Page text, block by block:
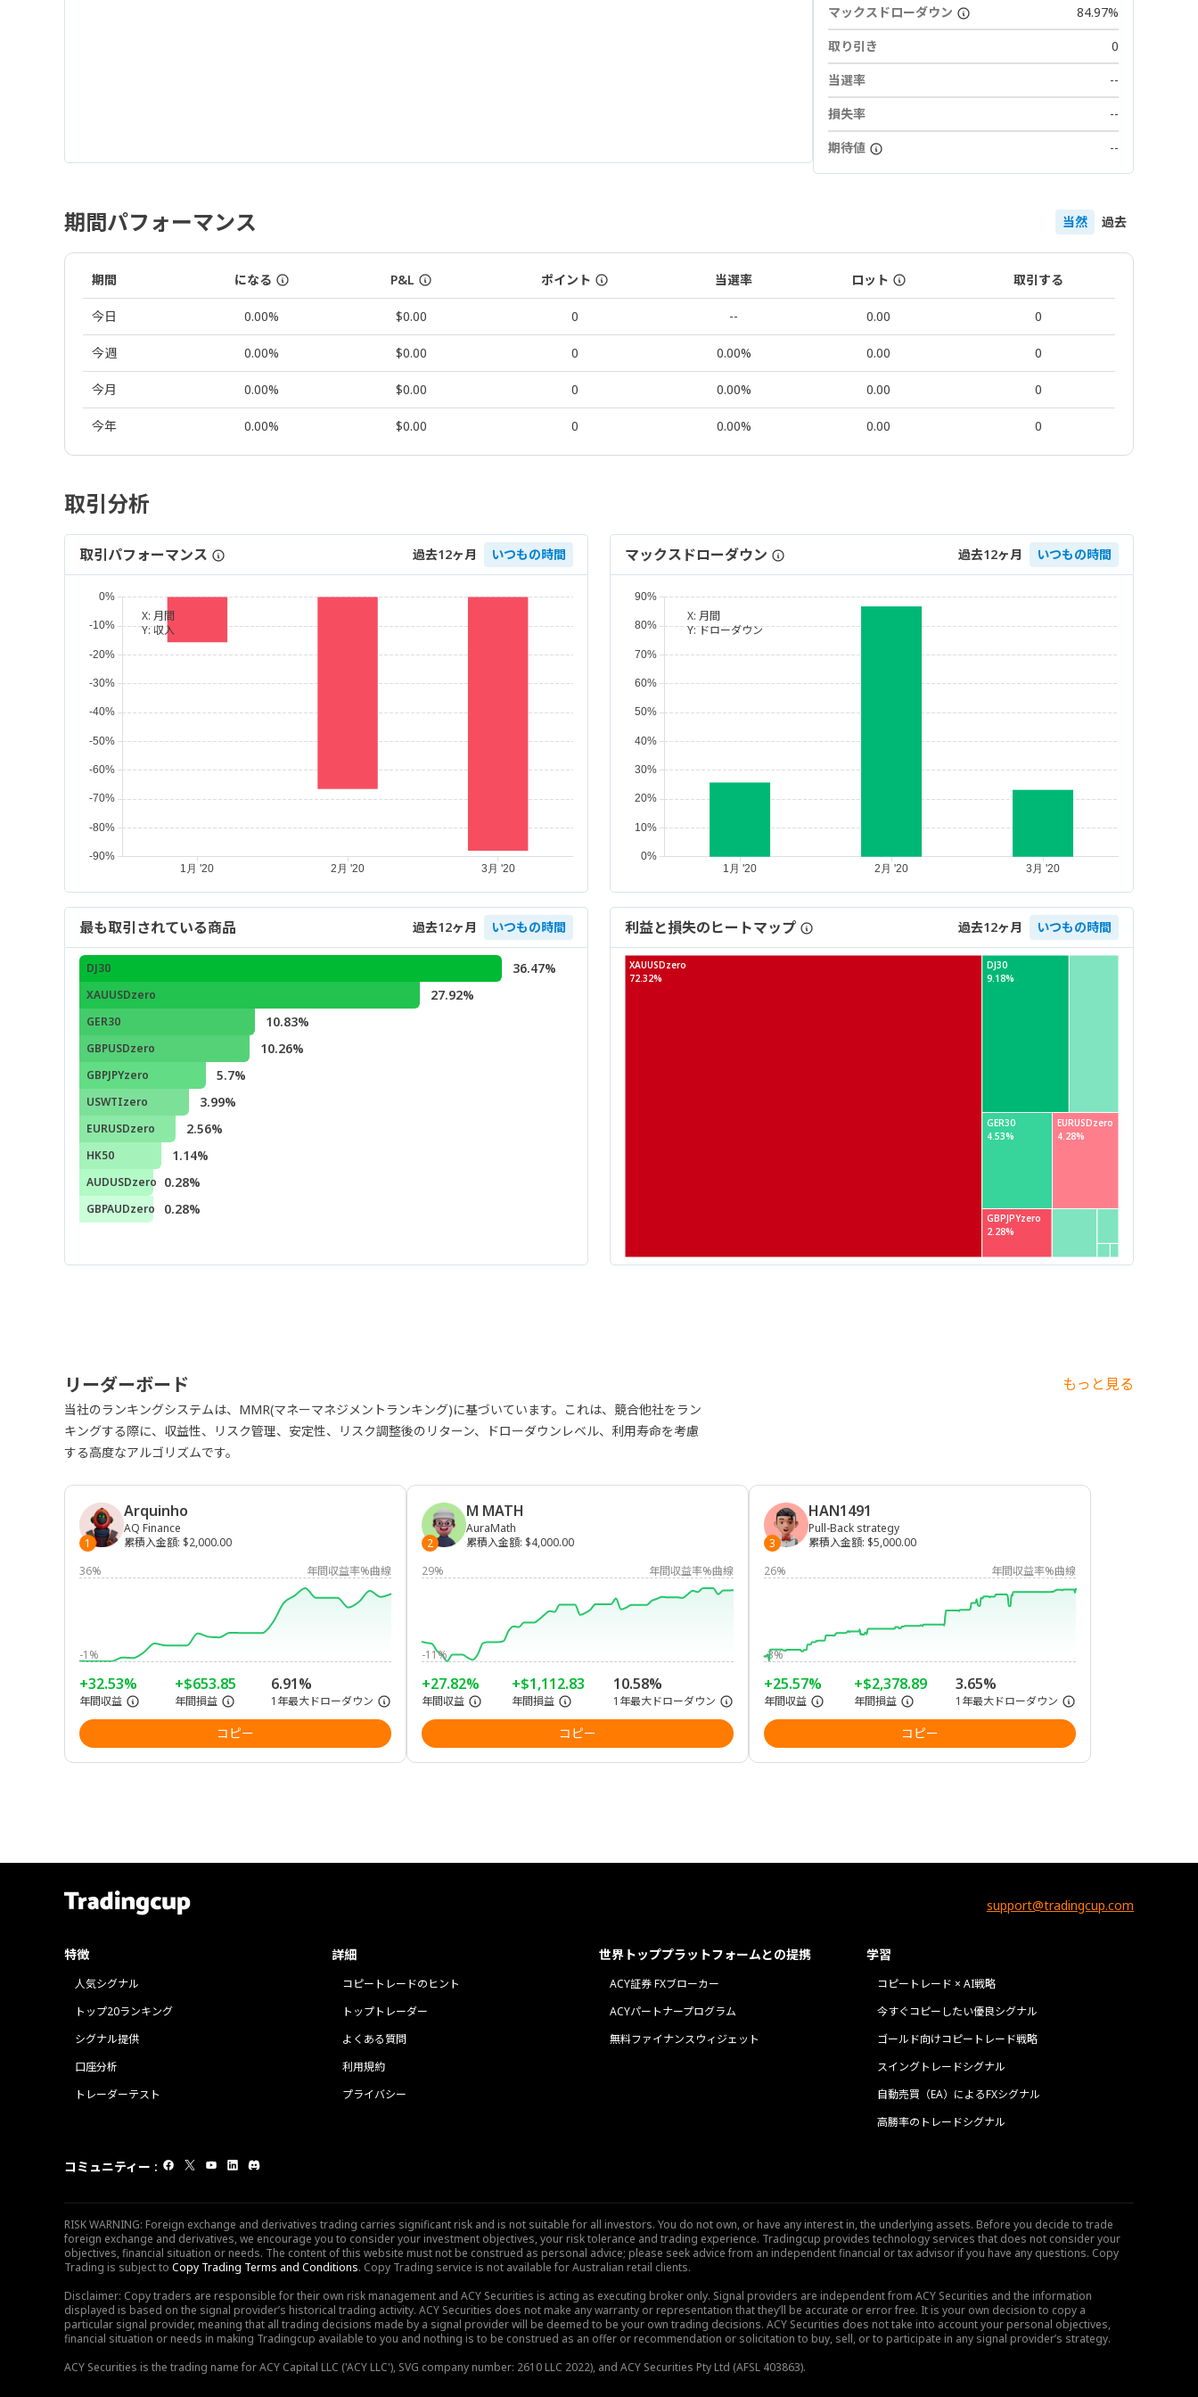
マックスドローダウン
84.97%
取り引き
0
当選率
--
損失率
--
期待値
--
期間パフォーマンス 当然 過去
期間 になる P&L ポイント 当選率 ロット 取引する
今日 0.00% $0.00 0 -- 0.00 0
今週 0.00% $0.00 0 0.00% 0.00 0
今月 0.00% $0.00 0 0.00% 0.00 0
今年 0.00% $0.00 0 0.00% 0.00 0
取引分析
取引パフォーマンス 過去12ヶ月 いつもの時間
X: 月間
Y:収入
マックスドローダウン 過去12ヶ月 いつもの時間
X: 月間
Y:ドローダウン
最も取引されている商品 過去12ヶ月 いつもの時間
DJ30 36.47%
XAUUSDzero 27.92%
GER30 10.83%
GBPUSDzero 10.26%
GBPJPYzero 5.7%
USWTIzero 3.99%
EURUSDzero 2.56%
HK50 1.14%
AUDUSDzero 0.28%
GBPAUDzero 0.28%
利益と損失のヒートマップ 過去12ヶ月 いつもの時間
XAUUSDzero DJ30
GER30 EURUSDzero
GBPJPYzero
72.32% 9.18%
4.53% 4.28%
2.28%
リーダーボード もっと見る
当社のランキングシステムは、MMR(マネーマネジメントランキング)に基づいています。これは、競合他社をラン
キングする際に、収益性、リスク管理、安定性、リスク調整後のリターン、ドローダウンレベル、利用寿命を考慮
する高度なアルゴリズムです。
1
Arquinho
AQ Finance
累積入金額: $2,000.00
36%
年間収益率%曲線
-1%
+32.53%
年間収益
+$653.85
年間損益
6.91%
1年最大ドローダウン
コピー
2
M MATH
AuraMath
累積入金額: $4,000.00
29%
年間収益率%曲線
-11%
+27.82%
年間収益
+$1,112.83
年間損益
10.58%
1年最大ドローダウン
コピー
3
HAN1491
Pull-Back strategy
累積入金額: $5,000.00
26%
年間収益率%曲線
-3%
+25.57%
年間収益
+$2,378.89
年間損益
3.65%
1年最大ドローダウン
コピー
support@tradingcup.com
特徴
人気シグナル
トップ20ランキング
シグナル提供
口座分析
トレーダーテスト
詳細
コピートレードのヒント
トップトレーダー
よくある質問
利用規約
プライバシー
世界トッププラットフォームとの提携
ACY証券 FXブローカー
ACYパートナープログラム
無料ファイナンスウィジェット
学習
コピートレード × AI戦略
今すぐコピーしたい優良シグナル
ゴールド向けコピートレード戦略
スイングトレードシグナル
自動売買（EA）によるFXシグナル
高勝率のトレードシグナル
コミュニティー :
RISK WARNING: Foreign exchange and derivatives trading carries significant risk and is not suitable for all investors. You do not own, or have any interest in, the underlying assets. Before you decide to trade
foreign exchange and derivatives, we encourage you to consider your investment objectives, your risk tolerance and trading experience. Tradingcup provides technology services that does not consider your
objectives, financial situation or needs. The content of this website must not be construed as personal advice; please seek advice from an independent financial or tax advisor if you have any questions. Copy
Trading is subject to Copy Trading Terms and Conditions. Copy Trading service is not available for Australian retail clients.
Disclaimer: Copy traders are responsible for their own risk management and ACY Securities is acting as executing broker only. Signal providers are independent from ACY Securities and the information
displayed is based on the signal provider’s historical trading activity. ACY Securities does not make any warranty or representation that they’ll be accurate or error free. It is your own decision to copy a
particular signal provider, meaning that all trading decisions made by a signal provider will be deemed to be your own trading decisions. ACY Securities does not take into account your personal objectives,
financial situation or needs in making Tradingcup available to you and nothing is to be construed as an offer or recommendation or solicitation to buy, sell, or to participate in any signal provider’s strategy.
ACY Securities is the trading name for ACY Capital LLC ('ACY LLC'), SVG company number: 2610 LLC 2022), and ACY Securities Pty Ltd (AFSL 403863).